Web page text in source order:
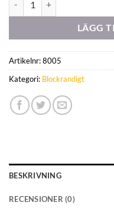
LÄGG
Artikelnr:8005
Kategori: Blockrandigt
BESKRIVNING
RECENSIONER (0)